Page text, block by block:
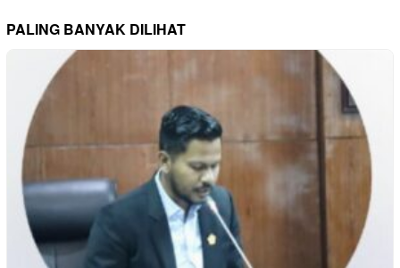
PALING BANYAK DILIHAT